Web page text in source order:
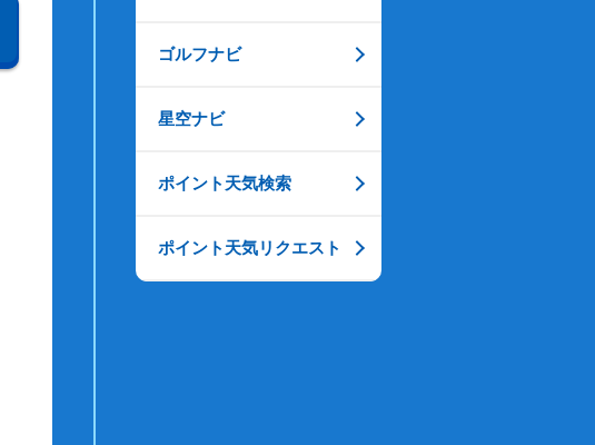
ゴルフナビ
星空ナビ
ポイント天気検索
ポイント天気リクエスト